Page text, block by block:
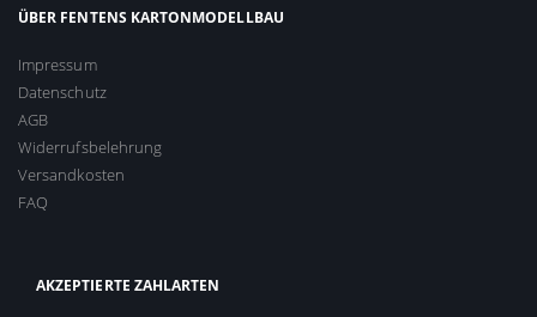
ÜBER FENTENS KARTONMODELLBAU
Impressum
Datenschutz
AGB
Widerrufsbelehrung
Versandkosten
FAQ
AKZEPTIERTE ZAHLARTEN